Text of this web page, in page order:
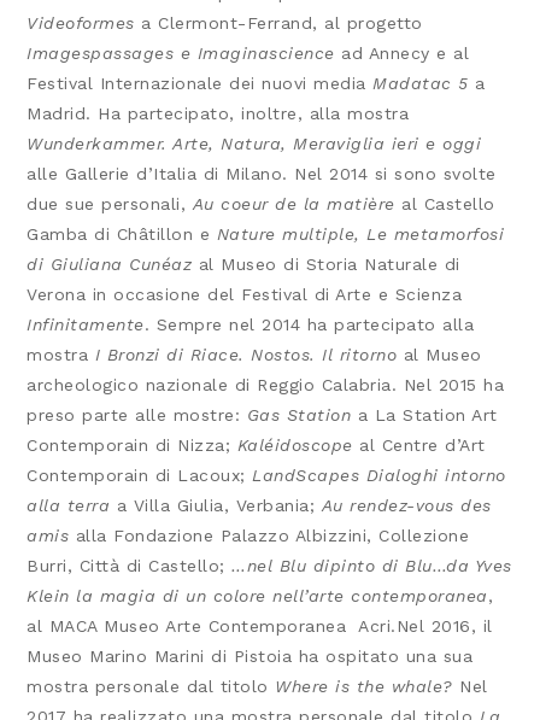
Videoformes a Clermont-Ferrand, al progetto
Imagespassages e Imaginascience ad Annecy e al
Festival Internazionale dei nuovi media Madatac 5 a
Madrid. Ha partecipato, inoltre, alla mostra
Wunderkammer. Arte, Natura, Meraviglia ieri e oggi
alle Gallerie d’Italia di Milano. Nel 2014 si sono svolte
due sue personali, Au coeur de la matière al Castello
Gamba di Châtillon e Nature multiple, Le metamorfosi
di Giuliana Cunéaz al Museo di Storia Naturale di
Verona in occasione del Festival di Arte e Scienza
Infinitamente. Sempre nel 2014 ha partecipato alla
mostra I Bronzi di Riace. Nostos. Il ritorno al Museo
archeologico nazionale di Reggio Calabria. Nel 2015 ha
preso parte alle mostre: Gas Station a La Station Art
Contemporain di Nizza; Kaléidoscope al Centre d’Art
Contemporain di Lacoux; LandScapes Dialoghi intorno
alla terra a Villa Giulia, Verbania; Au rendez-vous des
amis alla Fondazione Palazzo Albizzini, Collezione
Burri, Città di Castello;…nel Blu dipinto di Blu…da Yves
Klein la magia di un colore nell’arte contemporanea,
al MACA Museo Arte Contemporanea Acri.Nel 2016, il
Museo Marino Marini di Pistoia ha ospitato una sua
mostra personale dal titolo Where is the whale? Nel
2017 ha realizzato una mostra personale dal titolo La